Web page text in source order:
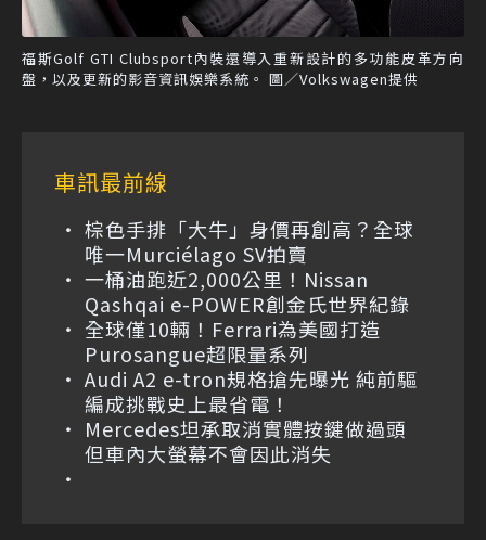
福斯Golf GTI Clubsport內裝還導入重新設計的多功能皮革方向
盤，以及更新的影音資訊娛樂系統。 圖／Volkswagen提供
車訊最前線
棕色手排「大牛」身價再創高？全球
唯一Murciélago SV拍賣
一桶油跑近2,000公里！Nissan
Qashqai e-POWER創金氏世界紀錄
全球僅10輛！Ferrari為美國打造
Purosangue超限量系列
Audi A2 e-tron規格搶先曝光 純前驅
編成挑戰史上最省電！
Mercedes坦承取消實體按鍵做過頭
但車內大螢幕不會因此消失